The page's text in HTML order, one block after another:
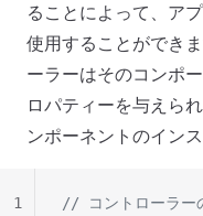
ることによって、ア
使用することができ
ーラーはそのコンポ
ロパティーを与えら
ンポーネントのイン
// コントローラー
1